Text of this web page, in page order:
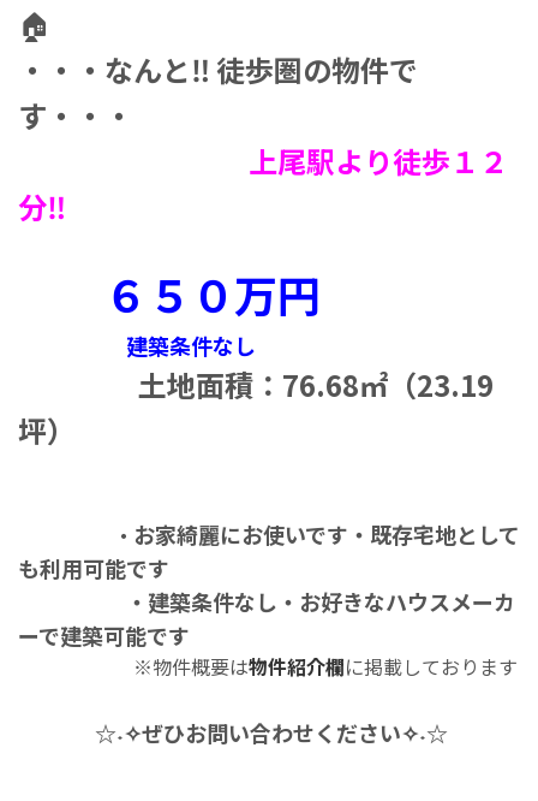
🏠
・・・なんと‼ 徒歩圏の物件で
す・・・
上尾駅より徒歩１２
分‼
６５０万円
建築条件なし
土地面積：76.68㎡（23.19
坪）
・ お家綺麗にお使いです・既存宅地として
も利用可能です
・建築条件なし・お好きなハウスメーカ
ーで建築可能です
※物件概要は物件紹介欄に掲載しております
☆˖✧ぜひお問い合わせください✧˖☆